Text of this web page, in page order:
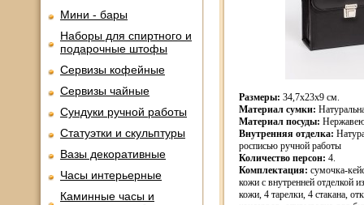
Мини - бары
Наборы для спиртного и
подарочные штофы
Сервизы кофейные
Сервизы чайные
Сундуки ручной работы
Статуэтки и скульптуры
Вазы декоративные
Часы интерьерные
Каминные часы и
Размеры: 34,7х23х9 см.
Материал сумки:
Материал посуды:
Внутренняя отделка:
росписью ручной работы
Количество персон: 4.
Комплектация: сумочка-
кожи с внутренней отделкой
кожи, 4 тарелки, 4 стакана,